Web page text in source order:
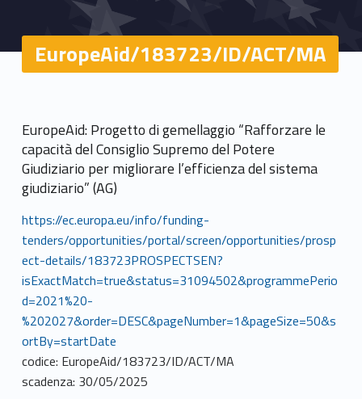
EuropeAid/183723/ID/ACT/MA
EuropeAid: Progetto di gemellaggio “Rafforzare le
capacità del Consiglio Supremo del Potere
Giudiziario per migliorare l’efficienza del sistema
giudiziario” (AG)
https://ec.europa.eu/info/funding-
tenders/opportunities/portal/screen/opportunities/prosp
ect-details/183723PROSPECTSEN?
isExactMatch=true&status=31094502&programmePerio
d=2021%20-
%202027&order=DESC&pageNumber=1&pageSize=50&s
ortBy=startDate
codice: EuropeAid/183723/ID/ACT/MA
scadenza: 30/05/2025